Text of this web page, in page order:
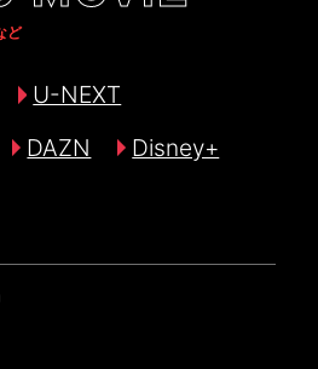
ど
U-NEXT
DAZN
Disney+